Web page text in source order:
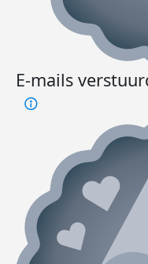
E-mails